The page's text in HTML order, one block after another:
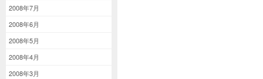
2008年7月
2008年6月
2008年5月
2008年4月
2008年3月